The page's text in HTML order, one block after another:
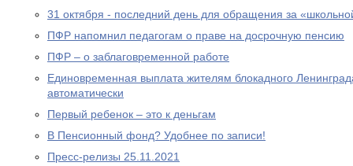
31 октября - последний день для обращения за
ПФР напомнил педагогам о праве на досрочную пенсию
ПФР – о заблаговременной работе
Единовременная выплата жителям блокадного
автоматически
Первый ребенок – это к деньгам
В Пенсионный фонд? Удобнее по записи!
Пресс-релизы 25.11.2021